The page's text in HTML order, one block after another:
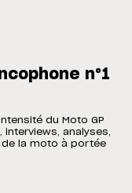
n°1
du Moto GP
analyses,
la moto à portée